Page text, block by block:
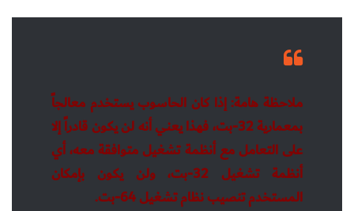
ملاحظة هامة: إذا كان الحاسوب يستخدم معالجاً
بمعمارية 32-بت، فهذا يعني أنه لن يكون قادراً إلا
على التعامل مع أنظمة تشغيل متوافقة معه، أي
أنظمة تشغيل 32-بت، ولن يكون بإمكان
المستخدم تنصيب نظام تشغيل 64-بت.